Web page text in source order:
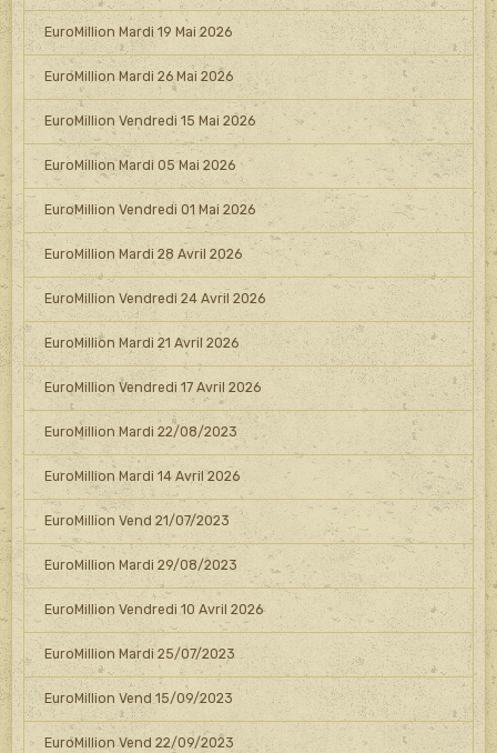
EuroMillion Mardi 19 Mai 2026
EuroMillion Mardi 26 Mai 2026
EuroMillion Vendredi 15 Mai 2026
EuroMillion Mardi 05 Mai 2026
EuroMillion Vendredi 01 Mai 2026
EuroMillion Mardi 28 Avril 2026
EuroMillion Vendredi 24 Avril 2026
EuroMillion Mardi 21 Avril 2026
EuroMillion Vendredi 17 Avril 2026
EuroMillion Mardi 22/08/2023
EuroMillion Mardi 14 Avril 2026
EuroMillion Vend 21/07/2023
EuroMillion Mardi 29/08/2023
EuroMillion Vendredi 10 Avril 2026
EuroMillion Mardi 25/07/2023
EuroMillion Vend 15/09/2023
EuroMillion Vend 22/09/2023